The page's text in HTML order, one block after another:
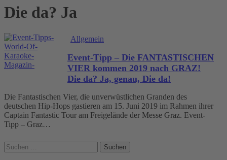
Die da? Ja
Allgemein
Event-Tipp – Die FANTASTISCHEN
VIER kommen 2019 nach GRAZ!
Die da? Ja, genau, Die da!
Die Fantastischen Vier, die unverwüstlichen Granden des
deutschen Hip-Hops gastieren am 15. Juni 2019 im Rahmen ihrer
Captain Fantastic Tour am Freigelände der Messe Graz. Event-
Tipp – Graz…
Suchen
nach: